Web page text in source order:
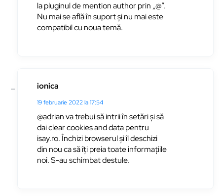
la pluginul de mention author prin „@”.
Nu mai se află în suport și nu mai este
compatibil cu noua temă.
ionica
19 februarie 2022 la 17:54
@adrian va trebui să intrii în setări și să
dai clear cookies and data pentru
isay.ro. Închizi browserul și îl deschizi
din nou ca să îți preia toate informațiile
noi. S-au schimbat destule.